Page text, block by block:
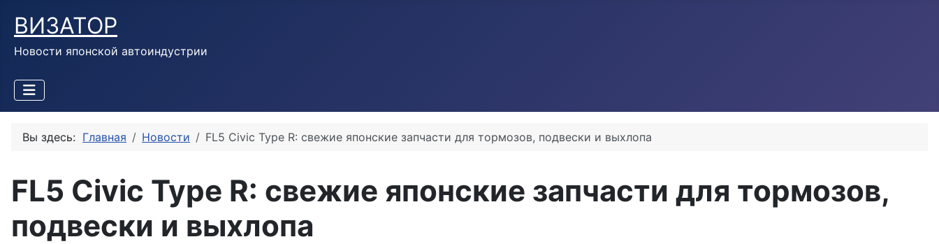
ВИЗАТОР
Новости японской автоиндустрии
Вы здесь: Главная Новости FL5 Civic Type R: свежие японские запчасти для тормозов, подвески и выхлопа
FL5 Civic Type R: свежие японские запчасти для тормозов,
подвески и выхлопа